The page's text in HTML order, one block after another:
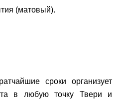
(матовый).
сроки организует
в любую точку Твери и